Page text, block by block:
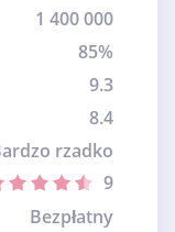
1 400 000
85%
9.3
8.4
rzadko
9
Bezpłatny